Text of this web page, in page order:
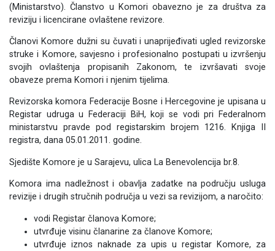
(Ministarstvo). Članstvo u Komori obavezno je za društva za
reviziju i licencirane ovlaštene revizore.
Članovi Komore dužni su čuvati i unaprijeđivati ugled revizorske
struke i Komore, savjesno i profesionalno postupati u izvršenju
svojih ovlaštenja propisanih Zakonom, te izvršavati svoje
obaveze prema Komori i njenim tijelima.
Revizorska komora Federacije Bosne i Hercegovine je upisana u
Registar udruga u Federaciji BiH, koji se vodi pri Federalnom
ministarstvu pravde pod registarskim brojem 1216. Knjiga II
registra, dana 05.01.2011. godine.
Sjedište Komore je u Sarajevu, ulica La Benevolencija br.8.
Komora ima nadležnost i obavlja zadatke na području usluga
revizije i drugih stručnih područja u vezi sa revizijom, a naročito:
vodi Registar članova Komore;
utvrđuje visinu članarine za članove Komore;
utvrđuje iznos naknade za upis u registar Komore, za